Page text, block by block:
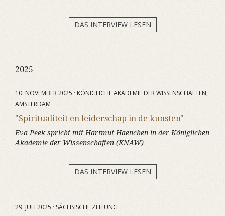
DAS INTERVIEW LESEN
2025
10. NOVEMBER 2025 · KÖNIGLICHE AKADEMIE DER WISSENSCHAFTEN,
AMSTERDAM
"Spiritualiteit en leiderschap in de kunsten"
Eva Peek spricht mit Hartmut Haenchen in der Königlichen
Akademie der Wissenschaften (KNAW)
DAS INTERVIEW LESEN
29. JULI 2025 · SÄCHSISCHE ZEITUNG